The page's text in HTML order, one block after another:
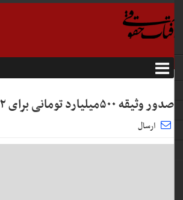
صدور وثیقه ۵۰۰میلیارد تومانی برای ۲مدیر بانک آینده
ارسال